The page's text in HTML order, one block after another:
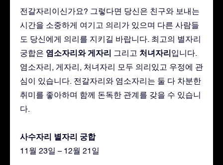
전갈자리이신가요? 그렇다면 당신은 친구와 보내는
시간을 소중하게 여기고 의리가 있으며 다른 사람들
도 당신에게 의리를 지키길 바랍니다. 최고의 별자리
궁합은 염소자리와 게자리 그리고 처녀자리입니다.
염소자리, 게자리, 처녀자리 모두 의리있고 우정에 관
심이 있습니다. 전갈자리와 염소자리는 둘 다 차분한
취미를 좋아하며 함께 돈독한 관계를 갖을 수 있습니
다.
사수자리 별자리 궁합
11월 23일 – 12월 21일